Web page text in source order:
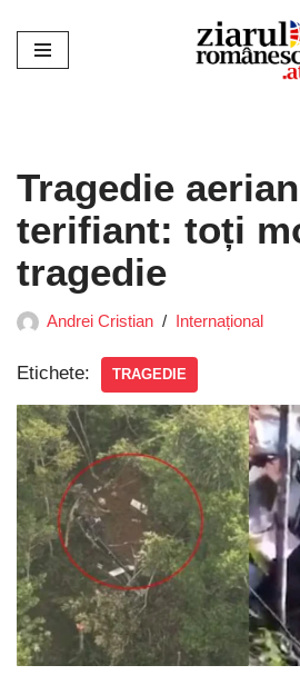
Sari
Tragedie
terifiant: toți
tragedie
Andrei Cristian Internațional
Etichete: TRAGEDIE